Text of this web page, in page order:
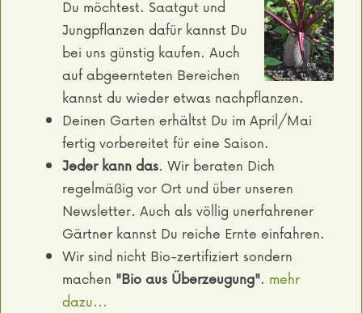
Du möchtest. Saatgut und
Jungpflanzen dafür kannst Du
bei uns günstig kaufen. Auch
auf abgeernteten Bereichen
kannst du wieder etwas nachpflanzen.
Deinen Garten erhältst Du im April/Mai
fertig vorbereitet für eine Saison.
Jeder kann das. Wir beraten Dich
regelmäßig vor Ort und über unseren
Newsletter. Auch als völlig unerfahrener
Gärtner kannst Du reiche Ernte einfahren.
Wir sind nicht Bio-zertifiziert sondern
machen "Bio aus Überzeugung". mehr
dazu...